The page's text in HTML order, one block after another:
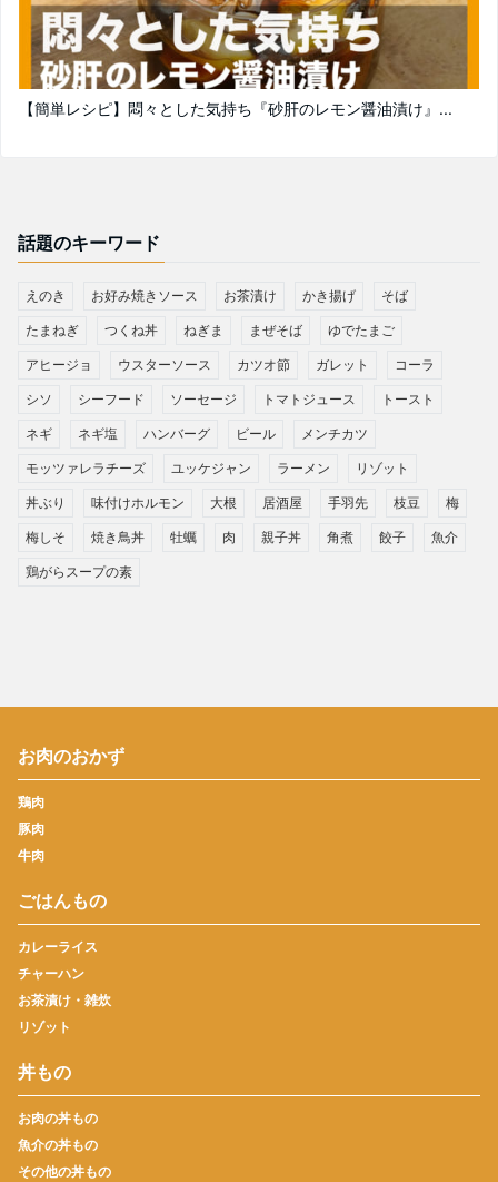
【簡単レシピ】悶々とした気持ち『砂肝のレモン醤油漬け』...
話題のキーワード
えのき お好み焼きソース お茶漬け かき揚げ そば
たまねぎ つくね丼 ねぎま まぜそば ゆでたまご
アヒージョ ウスターソース カツオ節 ガレット コーラ
シソ シーフード ソーセージ トマトジュース トースト
ネギ ネギ塩 ハンバーグ ビール メンチカツ
モッツァレラチーズ ユッケジャン ラーメン リゾット
丼ぶり 味付けホルモン 大根 居酒屋 手羽先 枝豆 梅
梅しそ 焼き鳥丼 牡蠣 肉 親子丼 角煮 餃子 魚介
鶏がらスープの素
お肉のおかず
鶏肉
豚肉
牛肉
ごはんもの
カレーライス
チャーハン
お茶漬け・雑炊
リゾット
丼もの
お肉の丼もの
魚介の丼もの
その他の丼もの